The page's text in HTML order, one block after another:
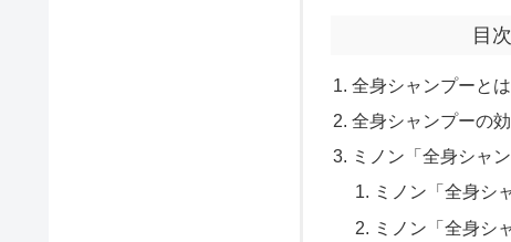
目次
全身シャンプーとは
全身シャンプーの
ミノン「全身シャ
ミノン「全身シ
ミノン「全身シ